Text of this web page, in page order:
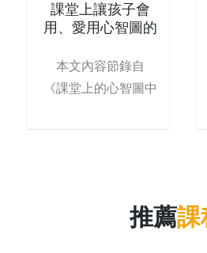
課堂上讓孩子會
用、愛用心智圖的
本文內容節錄自
《課堂上的心智圖中
推薦課